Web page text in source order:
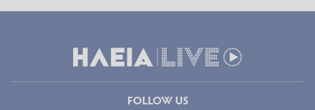
FOLLOW US